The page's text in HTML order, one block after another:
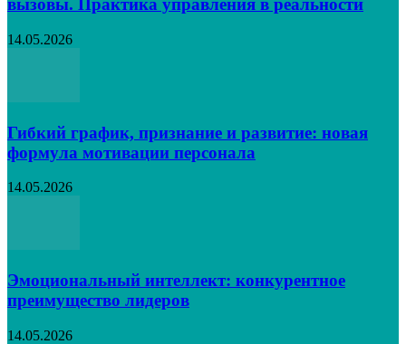
вызовы. Практика управления в реальности
14.05.2026
Гибкий график, признание и развитие: новая
формула мотивации персонала
14.05.2026
Эмоциональный интеллект: конкурентное
преимущество лидеров
14.05.2026